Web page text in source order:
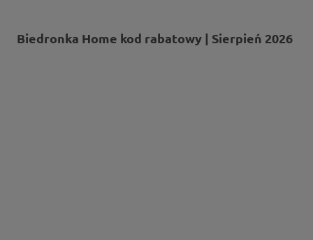
Biedronka Home kod rabatowy | Sierpień 2026